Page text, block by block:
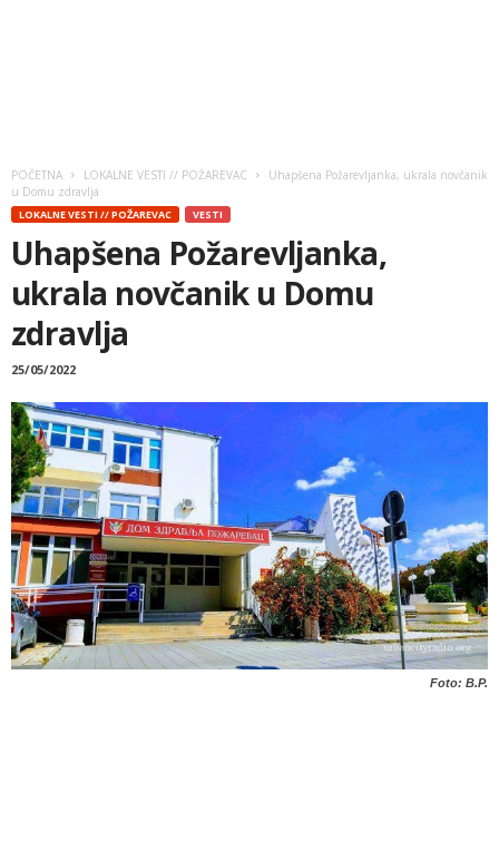
POČETNA LOKALNE VESTI // POŽAREVAC
Uhapšena Požarevljanka, ukrala novčanik
u Domu zdravlja
LOKALNE VESTI // POŽAREVAC VESTI
Uhapšena Požarevljanka,
ukrala novčanik u Domu
zdravlja
25/05/2022
Foto: B.P.